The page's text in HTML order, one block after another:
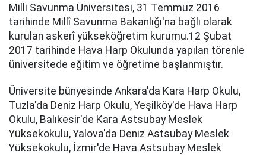
Milli Savunma Üniversitesi, 31 Temmuz 2016
tarihinde Millî Savunma Bakanlığı'na bağlı olarak
kurulan askerî yükseköğretim kurumu.12 Şubat
2017 tarihinde Hava Harp Okulunda yapılan törenle
üniversitede eğitim ve öğretime başlanmıştır.
Üniversite bünyesinde Ankara'da Kara Harp Okulu,
Tuzla'da Deniz Harp Okulu, Yeşilköy'de Hava Harp
Okulu, Balıkesir'de Kara Astsubay Meslek
Yüksekokulu, Yalova'da Deniz Astsubay Meslek
Yüksekokulu, İzmir'de Hava Astsubay Meslek